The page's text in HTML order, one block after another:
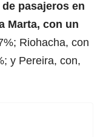
pasajeros en
Marta, con un
Riohacha, con
y Pereira, con,